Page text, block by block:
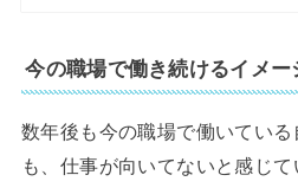
今の職場で働き続けるイメー
数年後も今の職場で働いてい
も、仕事が向いてないと感じ